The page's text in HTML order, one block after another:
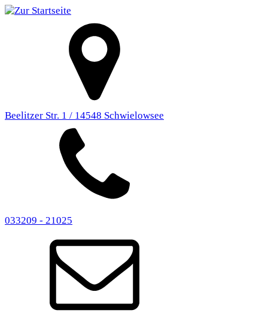
Beelitzer Str. 1 / 14548 Schwielowsee
033209 - 21025